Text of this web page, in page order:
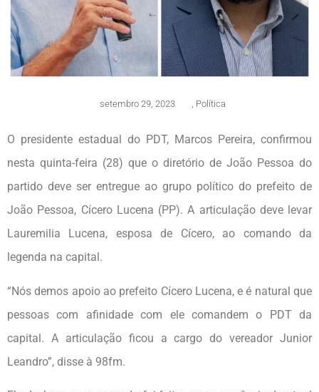
setembro 29, 2023 , Política
O presidente estadual do PDT, Marcos Pereira, confirmou
nesta quinta-feira (28) que o diretório de João Pessoa do
partido deve ser entregue ao grupo político do prefeito de
João Pessoa, Cícero Lucena (PP). A articulação deve levar
Lauremilia Lucena, esposa de Cícero, ao comando da
legenda na capital.
“Nós demos apoio ao prefeito Cícero Lucena, e é natural que
pessoas com afinidade com ele comandem o PDT da
capital. A articulação ficou a cargo do vereador Junior
Leandro”, disse à 98fm.